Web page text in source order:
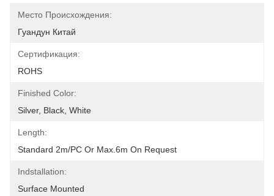
Место Происхождения:
Гуандун Китай
Сертификация:
ROHS
Finished Color:
Silver, Black, White
Length:
Standard 2m/PC Or Max.6m On Request
Indstallation:
Surface Mounted